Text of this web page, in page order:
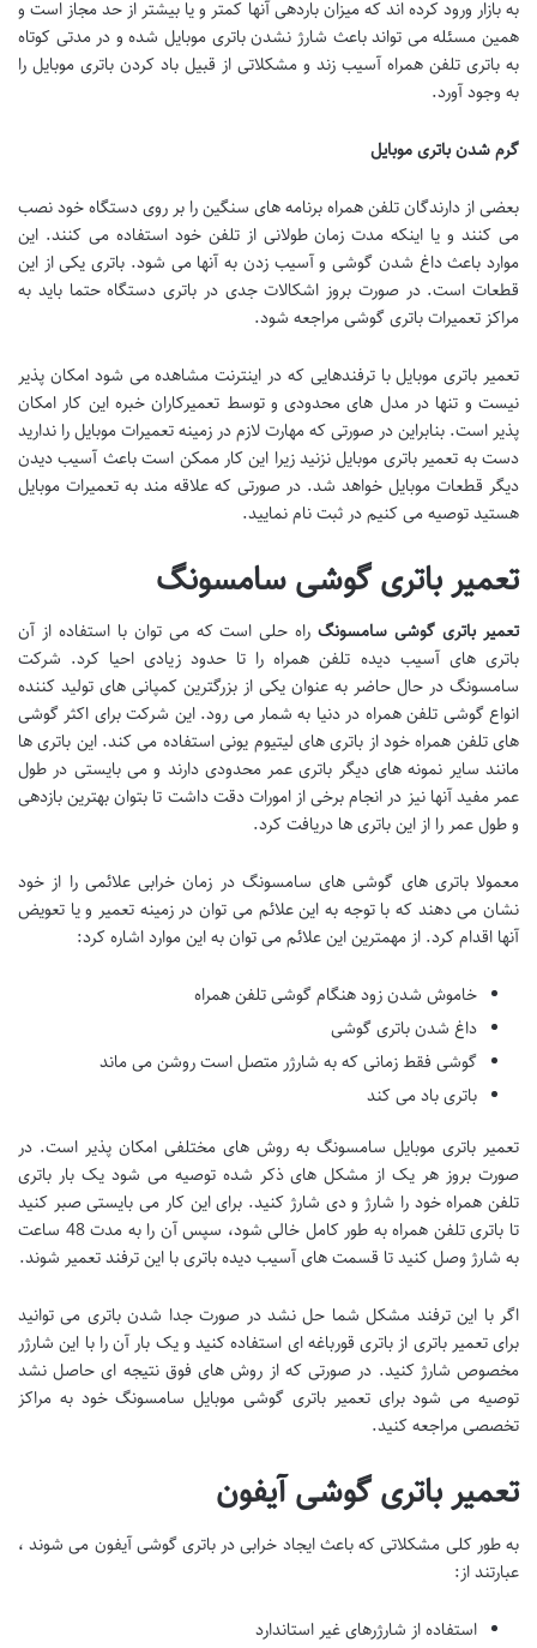
به بازار ورود کرده اند که میزان باردهی آنها کمتر و یا بیشتر از حد مجاز است و
همین مسئله می تواند باعث شارژ نشدن باتری موبایل شده و در مدتی کوتاه
به باتری تلفن همراه آسیب زند و مشکلاتی از قبیل باد کردن باتری موبایل را
به وجود آورد.
گرم شدن باتری موبایل
بعضی از دارندگان تلفن همراه برنامه های سنگین را بر روی دستگاه خود نصب
می کنند و یا اینکه مدت زمان طولانی از تلفن خود استفاده می کنند. این
موارد باعث داغ شدن گوشی و آسیب زدن به آنها می شود. باتری یکی از این
قطعات است. در صورت بروز اشکالات جدی در باتری دستگاه حتما باید به
مراکز تعمیرات باتری گوشی مراجعه شود.
تعمیر باتری موبایل با ترفندهایی که در اینترنت مشاهده می شود امکان پذیر
نیست و تنها در مدل های محدودی و توسط تعمیرکاران خبره این کار امکان
پذیر است. بنابراین در صورتی که مهارت لازم در زمینه تعمیرات موبایل را ندارید
دست به تعمیر باتری موبایل نزنید زیرا این کار ممکن است باعث آسیب دیدن
دیگر قطعات موبایل خواهد شد. در صورتی که علاقه مند به تعمیرات موبایل
هستید توصیه می کنیم در ثبت نام نمایید.
تعمیر باتری گوشی سامسونگ
تعمیر باتری گوشی سامسونگراه حلی است که می توان با استفاده از آن
باتری های آسیب دیده تلفن همراه را تا حدود زیادی احیا کرد. شرکت
سامسونگ در حال حاضر به عنوان یکی از بزرگترین کمپانی های تولید کننده
انواع گوشی تلفن همراه در دنیا به شمار می رود. این شرکت برای اکثر گوشی
های تلفن همراه خود از باتری های لیتیوم یونی استفاده می کند. این باتری ها
مانند سایر نمونه های دیگر باتری عمر محدودی دارند و می بایستی در طول
عمر مفید آنها نیز در انجام برخی از امورات دقت داشت تا بتوان بهترین بازدهی
و طول عمر را از این باتری ها دریافت کرد.
معمولا باتری های گوشی های سامسونگ در زمان خرابی علائمی را از خود
نشان می دهند که با توجه به این علائم می توان در زمینه تعمیر و یا تعویض
آنها اقدام کرد. از مهمترین این علائم می توان به این موارد اشاره کرد:
خاموش شدن زود هنگام گوشی تلفن همراه
داغ شدن باتری گوشی
گوشی فقط زمانی که به شارژر متصل است روشن می ماند
باتری باد می کند
تعمیر باتری موبایل سامسونگ به روش های مختلفی امکان پذیر است. در
صورت بروز هر یک از مشکل های ذکر شده توصیه می شود یک بار باتری
تلفن همراه خود را شارژ و دی شارژ کنید. برای این کار می بایستی صبر کنید
تا باتری تلفن همراه به طور کامل خالی شود، سپس آن را به مدت 48 ساعت
به شارژ وصل کنید تا قسمت های آسیب دیده باتری با این ترفند تعمیر شوند.
اگر با این ترفند مشکل شما حل نشد در صورت جدا شدن باتری می توانید
برای تعمیر باتری از باتری قورباغه ای استفاده کنید و یک بار آن را با این شارژر
مخصوص شارژ کنید. در صورتی که از روش های فوق نتیجه ای حاصل نشد
توصیه می شود برای تعمیر باتری گوشی موبایل سامسونگ خود به مراکز
تخصصی مراجعه کنید.
تعمیر باتری گوشی آیفون
به طور کلی مشکلاتی که باعث ایجاد خرابی در باتری گوشی آیفون می شوند ،
عبارتند از:
استفاده از شارژرهای غیر استاندارد